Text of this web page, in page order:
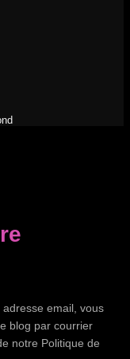
email, vous
blog par courrier
notre Politique de